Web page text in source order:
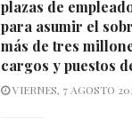
plazas de
para asumir el
más de tres
cargos y puestos
VIERNES, 7 AGOSTO